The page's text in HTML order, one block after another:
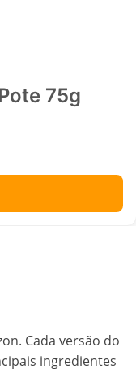
75g
Cada versão do
ingredientes